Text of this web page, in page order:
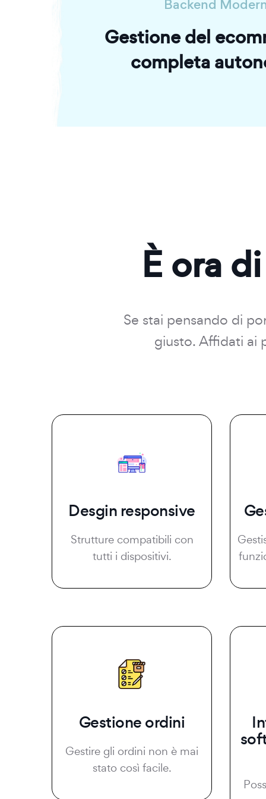
Backend
Gestione del
completa
È ora
Se stai pensando di
giusto. Affidati ai
Desgin responsive
Strutture compatibili con
tutti i dispositivi.
Gestione ordini
Gestire gli ordini non è mai
stato così facile.